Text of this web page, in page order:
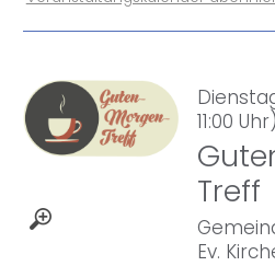
11:00 Uhr)
Treff
Ev.